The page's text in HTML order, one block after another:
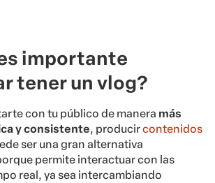
importante
tener un vlog?
con tu público de manera más
y consistente, producircontenidos
ser una gran alternativa
permite interactuar con las
real, ya sea intercambiando